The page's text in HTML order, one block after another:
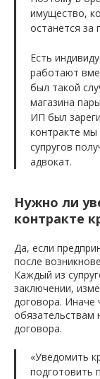
имущество,
останется за
Есть
работают
был такой
магазина
ИП был
контракте мы
супругов
адвокат.
Нужно ли
контракте
Да, если
после
Каждый из
заключении,
договора. Иначе
обязательствам
договора.
«Уведомить
подготовить